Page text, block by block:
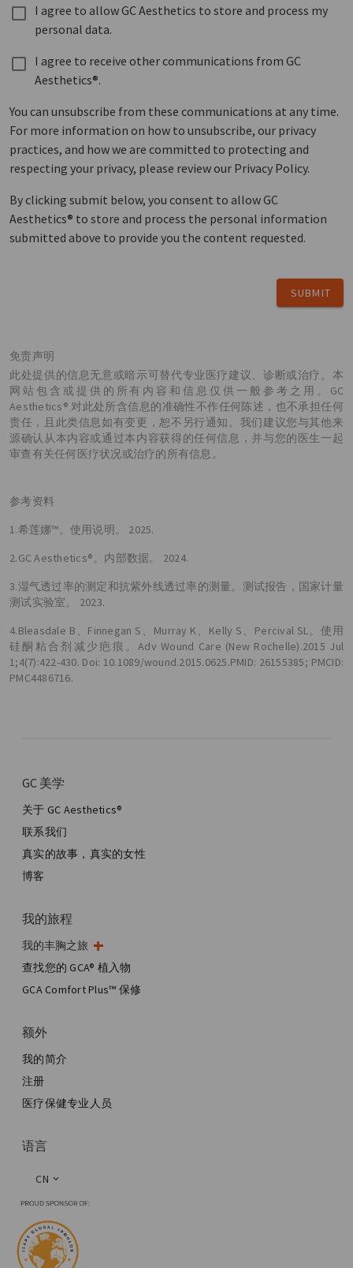
I agree to allow GC Aesthetics to store and process my
personal data.
I agree to receive other communications from GC
Aesthetics®.
You can unsubscribe from these communications at any time.
For more information on how to unsubscribe, our privacy
practices, and how we are committed to protecting and
respecting your privacy, please review our Privacy Policy.
By clicking submit below, you consent to allow GC
Aesthetics® to store and process the personal information
submitted above to provide you the content requested.
SUBMIT
免责声明
此处提供的信息无意或暗示可替代专业医疗建议、诊断或治疗。本
网站包含或提供的所有内容和信息仅供一般参考之用。GC
Aesthetics® 对此处所含信息的准确性不作任何陈述，也不承担任何
责任，且此类信息如有变更，恕不另行通知。我们建议您与其他来
源确认从本内容或通过本内容获得的任何信息，并与您的医生一起
审查有关任何医疗状况或治疗的所有信息。
参考资料
1.希莲娜™。使用说明。 2025.
2.GC Aesthetics®。内部数据。 2024.
3.湿气透过率的测定和抗紫外线透过率的测量。测试报告，国家计量
测试实验室。 2023.
4.Bleasdale B、Finnegan S、Murray K、Kelly S、Percival SL。使用
硅酮粘合剂减少疤痕。Adv Wound Care (New Rochelle).2015 Jul
1;4(7):422-430. Doi: 10.1089/wound.2015.0625.PMID: 26155385; PMCID:
PMC4486716.
GC 美学
关于 GC Aesthetics®
联系我们
真实的故事，真实的女性
博客
我的旅程
我的丰胸之旅
我的手术
美学乳房手术
全乳房重建
查找您的 GCA® 植入物
GCA Comfort Plus™ 保修
额外
我的简介
注册
医疗保健专业人员
语言
CN